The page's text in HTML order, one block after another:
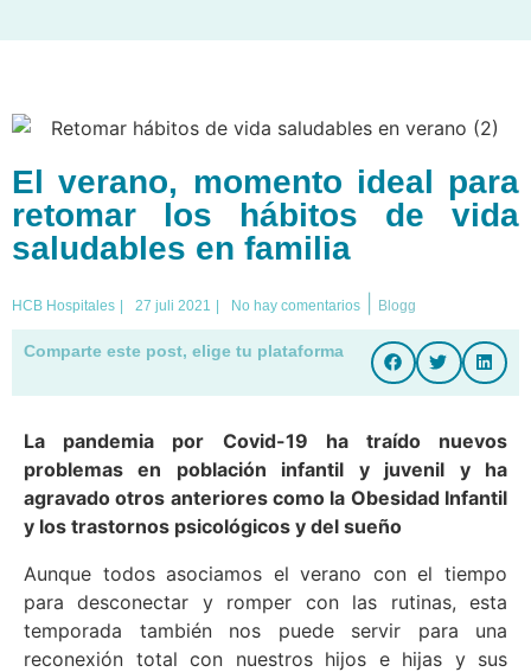
El verano, momento ideal para
retomar los hábitos de vida
saludables en familia
HCB Hospitales | 27 juli 2021 | No hay comentarios Blogg
Comparte este post, elige tu plataforma
La pandemia por Covid-19 ha traído nuevos
problemas en población infantil y juvenil y ha
agravado otros anteriores como la Obesidad Infantil
y los trastornos psicológicos y del sueño
Aunque todos asociamos el verano con el tiempo
para desconectar y romper con las rutinas, esta
temporada también nos puede servir para una
reconexión total con nuestros hijos e hijas y sus